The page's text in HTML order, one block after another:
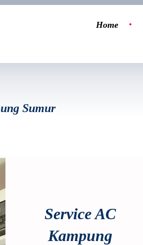
Home
Sumur
Service AC
Kampung